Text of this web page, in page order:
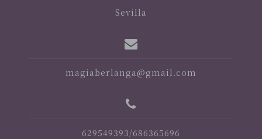
Sevilla
magiaberlanga@gmail.com
629549393/686365696